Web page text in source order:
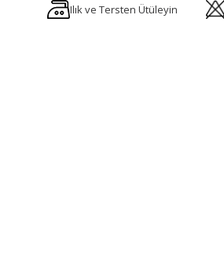
Ilık ve Tersten Ütüleyin